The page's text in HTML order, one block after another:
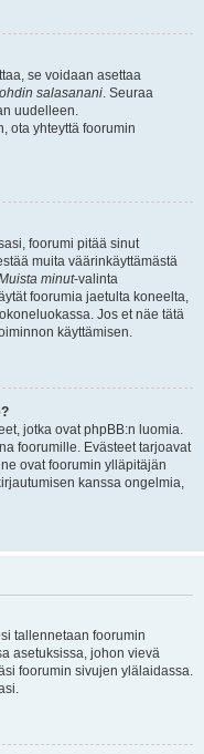
se voidaan asettaa
salasanani. Seuraa
uudelleen.
ota yhteyttä foorumin
foorumi pitää sinut
muita väärinkäyttämästä
minut-valinta
foorumia jaetulta koneelta,
Jos et näe tätä
käyttämisen.
jotka ovat phpBB:n luomia.
foorumille. Evästeet tarjoavat
ovat foorumin ylläpitäjän
kanssa ongelmia,
tallennetaan foorumin
asetuksissa, johon vievä
foorumin sivujen ylälaidassa.